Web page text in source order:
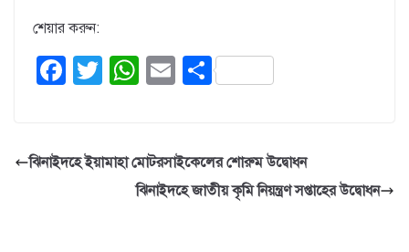
শেয়ার করুন:
F
e
T
er
W
s
A
E S
e
ঝিনাইদহে ইয়ামাহা মোটরসাইকেলের শোরুম উদ্বোধন
ঝিনাইদহে জাতীয় কৃমি নিয়ন্ত্রণ সপ্তাহের উদ্বোধন